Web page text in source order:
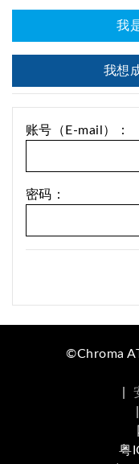
我
我想
账号（E-mail）：
密码：
©Chroma
粤